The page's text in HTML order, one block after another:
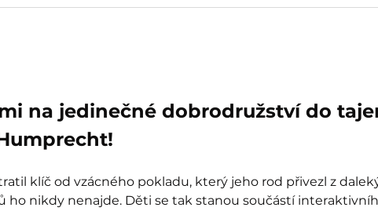
na jedinečné dobrodružství do
klíč od vzácného pokladu, který jeho rod přivezl z
ho nikdy nenajde. Děti se tak stanou součástí